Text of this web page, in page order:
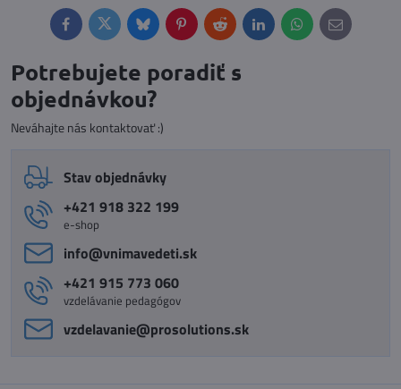
FacebookTwitterBlueskyPinterestReddit LinkedInWhatsApp
E-
mail
Potrebujete poradiť s
objednávkou?
Neváhajte nás kontaktovať :)
Stav objednávky
+421 918 322 199
e-shop
info​@vnimavedeti​.sk
+421 915 773 060
vzdelávanie pedagógov
vzdelavanie​@prosolutions​.sk